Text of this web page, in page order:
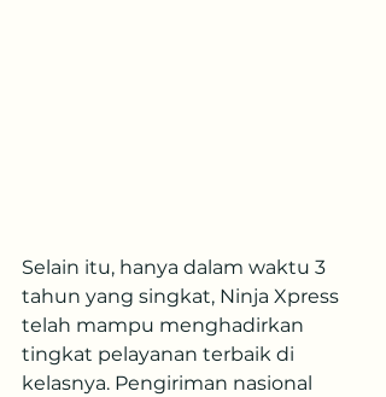
Selain itu, hanya dalam waktu 3
tahun yang singkat, Ninja Xpress
telah mampu menghadirkan
tingkat pelayanan terbaik di
kelasnya. Pengiriman nasional